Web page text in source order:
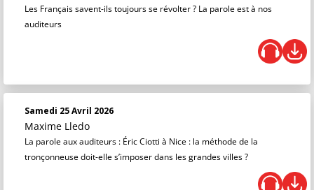
Les Français savent-ils toujours se révolter ? La parole est à nos
auditeurs
Samedi 25 Avril 2026
Maxime Lledo
La parole aux auditeurs : Éric Ciotti à Nice : la méthode de la
tronçonneuse doit-elle s’imposer dans les grandes villes ?